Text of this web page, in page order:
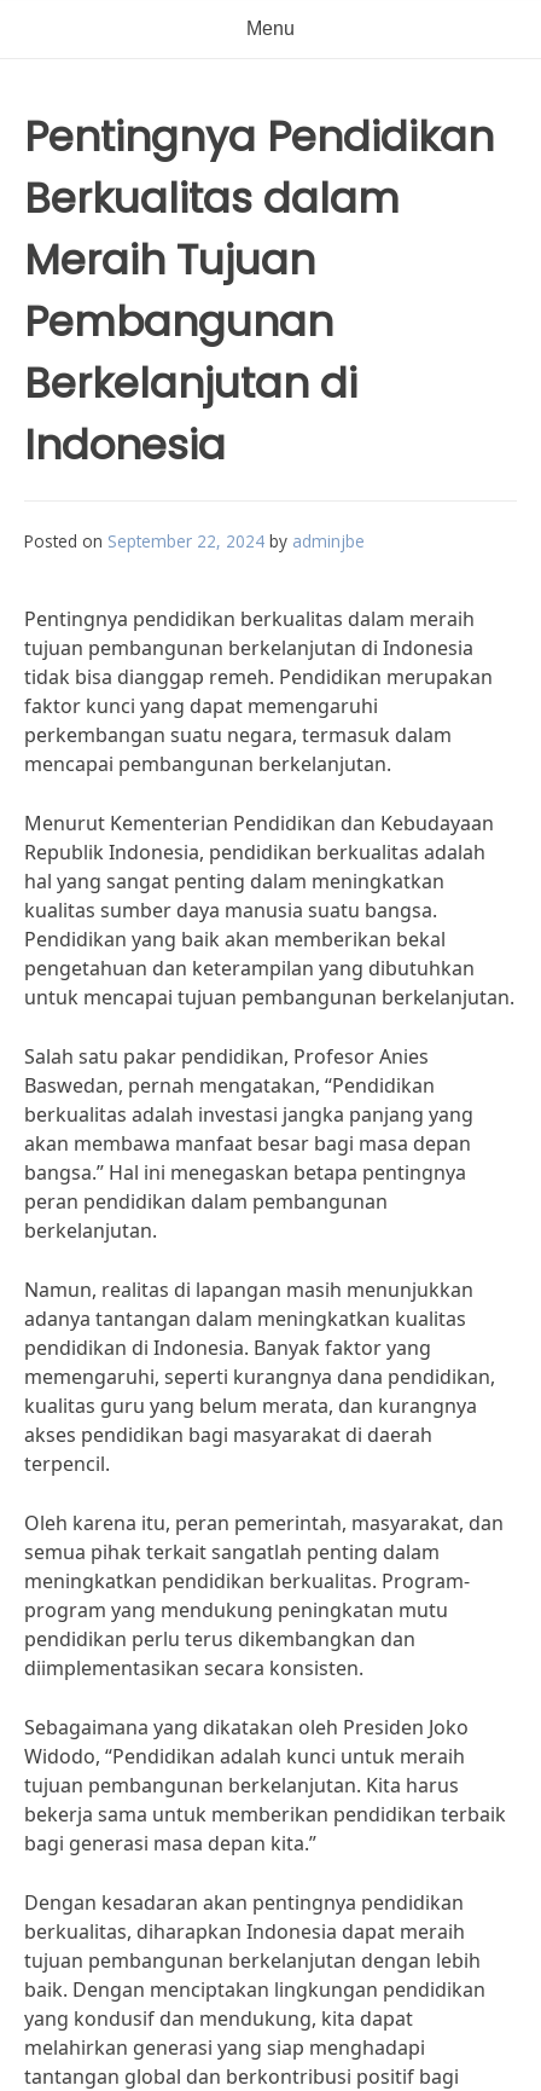
Menu
Pentingnya Pendidikan
Berkualitas dalam
Meraih Tujuan
Pembangunan
Berkelanjutan di
Indonesia
Posted on September 22, 2024 by adminjbe
Pentingnya pendidikan berkualitas dalam meraih
tujuan pembangunan berkelanjutan di Indonesia
tidak bisa dianggap remeh. Pendidikan merupakan
faktor kunci yang dapat memengaruhi
perkembangan suatu negara, termasuk dalam
mencapai pembangunan berkelanjutan.
Menurut Kementerian Pendidikan dan Kebudayaan
Republik Indonesia, pendidikan berkualitas adalah
hal yang sangat penting dalam meningkatkan
kualitas sumber daya manusia suatu bangsa.
Pendidikan yang baik akan memberikan bekal
pengetahuan dan keterampilan yang dibutuhkan
untuk mencapai tujuan pembangunan berkelanjutan.
Salah satu pakar pendidikan, Profesor Anies
Baswedan, pernah mengatakan, “Pendidikan
berkualitas adalah investasi jangka panjang yang
akan membawa manfaat besar bagi masa depan
bangsa.” Hal ini menegaskan betapa pentingnya
peran pendidikan dalam pembangunan
berkelanjutan.
Namun, realitas di lapangan masih menunjukkan
adanya tantangan dalam meningkatkan kualitas
pendidikan di Indonesia. Banyak faktor yang
memengaruhi, seperti kurangnya dana pendidikan,
kualitas guru yang belum merata, dan kurangnya
akses pendidikan bagi masyarakat di daerah
terpencil.
Oleh karena itu, peran pemerintah, masyarakat, dan
semua pihak terkait sangatlah penting dalam
meningkatkan pendidikan berkualitas. Program-
program yang mendukung peningkatan mutu
pendidikan perlu terus dikembangkan dan
diimplementasikan secara konsisten.
Sebagaimana yang dikatakan oleh Presiden Joko
Widodo, “Pendidikan adalah kunci untuk meraih
tujuan pembangunan berkelanjutan. Kita harus
bekerja sama untuk memberikan pendidikan terbaik
bagi generasi masa depan kita.”
Dengan kesadaran akan pentingnya pendidikan
berkualitas, diharapkan Indonesia dapat meraih
tujuan pembangunan berkelanjutan dengan lebih
baik. Dengan menciptakan lingkungan pendidikan
yang kondusif dan mendukung, kita dapat
melahirkan generasi yang siap menghadapi
tantangan global dan berkontribusi positif bagi